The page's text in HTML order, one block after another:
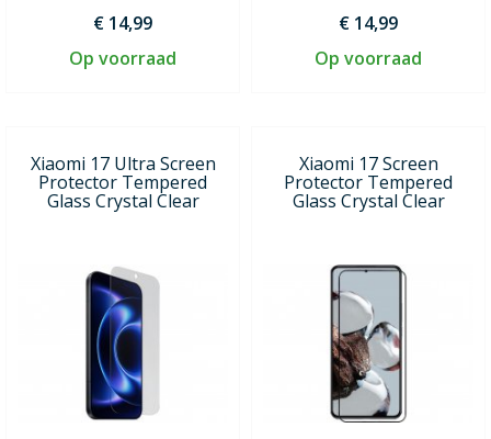
€ 14,99
Op voorraad
€ 14,99
Op voorraad
Xiaomi 17 Ultra Screen
Protector Tempered
Glass Crystal Clear
Xiaomi 17 Screen
Protector Tempered
Glass Crystal Clear